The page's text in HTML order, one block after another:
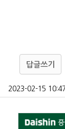
답글쓰기
2023-02-15